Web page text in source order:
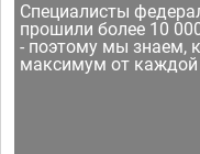
Специалисты
прошили более 10
- поэтому мы знаем,
максимум от